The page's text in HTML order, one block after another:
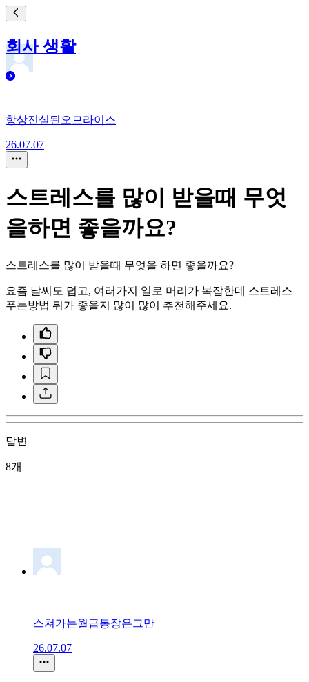
회사 생활
항상진실된오므라이스
26.07.07
스트레스를 많이 받을때 무엇
을하면 좋을까요?
스트레스를 많이 받을때 무엇을 하면 좋을까요?
요즘 날씨도 덥고, 여러가지 일로 머리가 복잡한데 스트레스
푸는방법 뭐가 좋을지 많이 많이 추천해주세요.
답변
8개
스쳐가는월급통장은그만
26.07.07